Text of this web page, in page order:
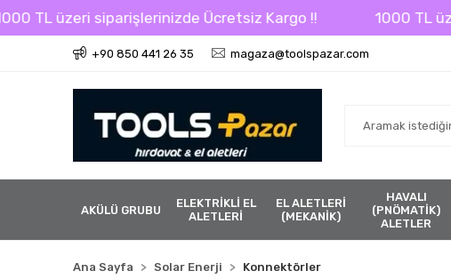
TL üzeri siparişlerinizde Ücretsiz Kargo !! 1000 TL
+90 850 441 26 35 magaza@toolspazar.com
AKÜLÜ GRUBU
ELEKTRİKLİ EL
ALETLERİ
EL ALETLERİ
(MEKANİK)
HAVALI
(PNÖMATİK)
ALETLER
Ana Sayfa Solar Enerji Konnektörler